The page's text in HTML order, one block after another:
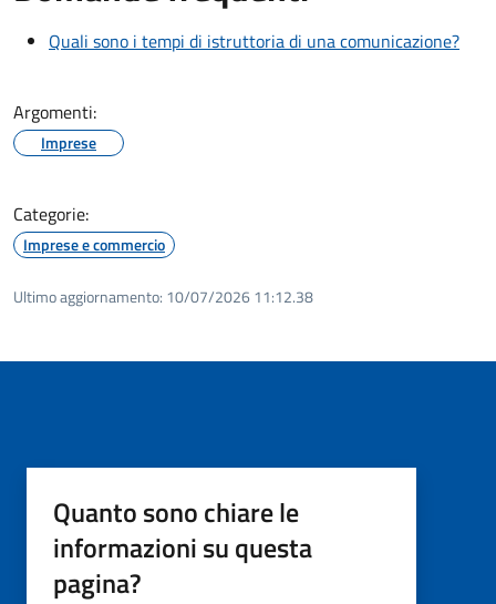
Quali sono i tempi di istruttoria di una comunicazione?
Argomenti:
Imprese
Categorie:
Imprese e commercio
Ultimo aggiornamento: 10/07/2026 11:12.38
Quanto sono chiare le
informazioni su questa
pagina?